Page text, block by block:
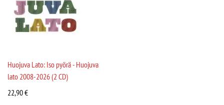
Huojuva Lato: Iso pyörä - Huojuva
lato 2008-2026 (2 CD)
22,90€